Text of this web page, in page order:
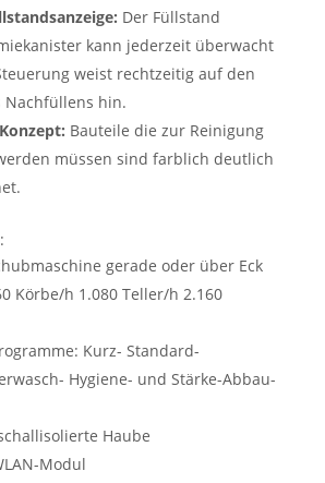
Der Füllstand
kann jederzeit überwacht
weist rechtzeitig auf den
Nachfüllens hin.
Bauteile die zur Reinigung
müssen sind farblich deutlich
gerade oder über Eck
Körbe/h 1.080 Teller/h 2.160
Kurz- Standard-
Hygiene- und Stärke-Abbau-
Haube
Modul